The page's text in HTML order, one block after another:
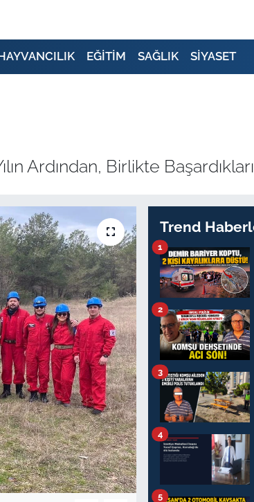
EĞİTİM SAĞLIK SİYASET
Ardından, Birlikte
Trend
1
2
3
4
5